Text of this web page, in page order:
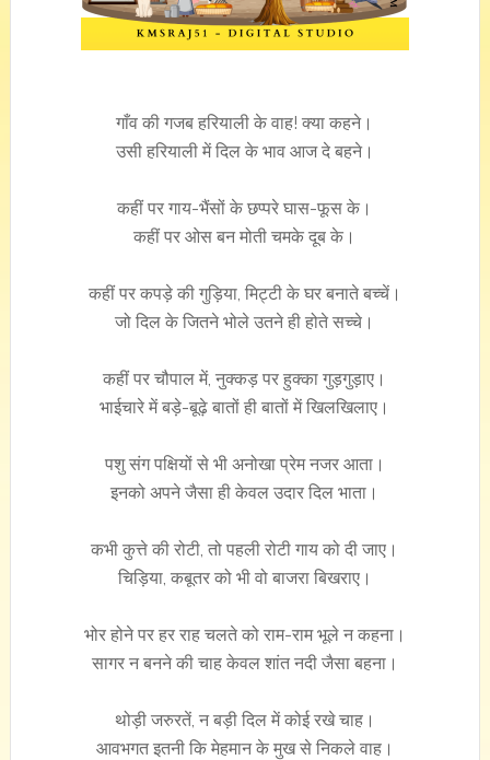
गाँव की गजब हरियाली के वाह! क्या कहने।
उसी हरियाली में दिल के भाव आज दे बहने।
कहीं पर गाय-भैंसों के छप्परे घास-फूस के।
कहीं पर ओस बन मोती चमके दूब के।
कहीं पर कपड़े की गुड़िया, मिट्टी के घर बनाते बच्चें।
जो दिल के जितने भोले उतने ही होते सच्चे।
कहीं पर चौपाल में, नुक्कड़ पर हुक्का गुड़गुड़ाए।
भाईचारे में बड़े-बूढ़े बातों ही बातों में खिलखिलाए।
पशु संग पक्षियों से भी अनोखा प्रेम नजर आता।
इनको अपने जैसा ही केवल उदार दिल भाता।
कभी कुत्ते की रोटी, तो पहली रोटी गाय को दी जाए।
चिड़िया, कबूतर को भी वो बाजरा बिखराए।
भोर होने पर हर राह चलते को राम-राम भूले न कहना।
सागर न बनने की चाह केवल शांत नदी जैसा बहना।
थोड़ी जरुरतें, न बड़ी दिल में कोई रखे चाह।
आवभगत इतनी कि मेहमान के मुख से निकले वाह।